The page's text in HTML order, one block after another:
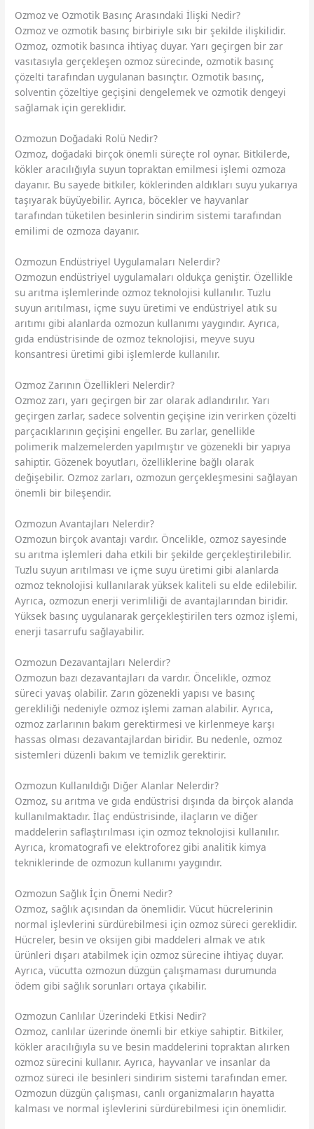
Ozmoz ve Ozmotik Basınç Arasındaki İlişki Nedir?
Ozmoz ve ozmotik basınç birbiriyle sıkı bir şekilde ilişkilidir.
Ozmoz, ozmotik basınca ihtiyaç duyar. Yarı geçirgen bir zar
vasıtasıyla gerçekleşen ozmoz sürecinde, ozmotik basınç
çözelti tarafından uygulanan basınçtır. Ozmotik basınç,
solventin çözeltiye geçişini dengelemek ve ozmotik dengeyi
sağlamak için gereklidir.
Ozmozun Doğadaki Rolü Nedir?
Ozmoz, doğadaki birçok önemli süreçte rol oynar. Bitkilerde,
kökler aracılığıyla suyun topraktan emilmesi işlemi ozmoza
dayanır. Bu sayede bitkiler, köklerinden aldıkları suyu yukarıya
taşıyarak büyüyebilir. Ayrıca, böcekler ve hayvanlar
tarafından tüketilen besinlerin sindirim sistemi tarafından
emilimi de ozmoza dayanır.
Ozmozun Endüstriyel Uygulamaları Nelerdir?
Ozmozun endüstriyel uygulamaları oldukça geniştir. Özellikle
su arıtma işlemlerinde ozmoz teknolojisi kullanılır. Tuzlu
suyun arıtılması, içme suyu üretimi ve endüstriyel atık su
arıtımı gibi alanlarda ozmozun kullanımı yaygındır. Ayrıca,
gıda endüstrisinde de ozmoz teknolojisi, meyve suyu
konsantresi üretimi gibi işlemlerde kullanılır.
Ozmoz Zarının Özellikleri Nelerdir?
Ozmoz zarı, yarı geçirgen bir zar olarak adlandırılır. Yarı
geçirgen zarlar, sadece solventin geçişine izin verirken çözelti
parçacıklarının geçişini engeller. Bu zarlar, genellikle
polimerik malzemelerden yapılmıştır ve gözenekli bir yapıya
sahiptir. Gözenek boyutları, özelliklerine bağlı olarak
değişebilir. Ozmoz zarları, ozmozun gerçekleşmesini sağlayan
önemli bir bileşendir.
Ozmozun Avantajları Nelerdir?
Ozmozun birçok avantajı vardır. Öncelikle, ozmoz sayesinde
su arıtma işlemleri daha etkili bir şekilde gerçekleştirilebilir.
Tuzlu suyun arıtılması ve içme suyu üretimi gibi alanlarda
ozmoz teknolojisi kullanılarak yüksek kaliteli su elde edilebilir.
Ayrıca, ozmozun enerji verimliliği de avantajlarından biridir.
Yüksek basınç uygulanarak gerçekleştirilen ters ozmoz işlemi,
enerji tasarrufu sağlayabilir.
Ozmozun Dezavantajları Nelerdir?
Ozmozun bazı dezavantajları da vardır. Öncelikle, ozmoz
süreci yavaş olabilir. Zarın gözenekli yapısı ve basınç
gerekliliği nedeniyle ozmoz işlemi zaman alabilir. Ayrıca,
ozmoz zarlarının bakım gerektirmesi ve kirlenmeye karşı
hassas olması dezavantajlardan biridir. Bu nedenle, ozmoz
sistemleri düzenli bakım ve temizlik gerektirir.
Ozmozun Kullanıldığı Diğer Alanlar Nelerdir?
Ozmoz, su arıtma ve gıda endüstrisi dışında da birçok alanda
kullanılmaktadır. İlaç endüstrisinde, ilaçların ve diğer
maddelerin saflaştırılması için ozmoz teknolojisi kullanılır.
Ayrıca, kromatografi ve elektroforez gibi analitik kimya
tekniklerinde de ozmozun kullanımı yaygındır.
Ozmozun Sağlık İçin Önemi Nedir?
Ozmoz, sağlık açısından da önemlidir. Vücut hücrelerinin
normal işlevlerini sürdürebilmesi için ozmoz süreci gereklidir.
Hücreler, besin ve oksijen gibi maddeleri almak ve atık
ürünleri dışarı atabilmek için ozmoz sürecine ihtiyaç duyar.
Ayrıca, vücutta ozmozun düzgün çalışmaması durumunda
ödem gibi sağlık sorunları ortaya çıkabilir.
Ozmozun Canlılar Üzerindeki Etkisi Nedir?
Ozmoz, canlılar üzerinde önemli bir etkiye sahiptir. Bitkiler,
kökler aracılığıyla su ve besin maddelerini topraktan alırken
ozmoz sürecini kullanır. Ayrıca, hayvanlar ve insanlar da
ozmoz süreci ile besinleri sindirim sistemi tarafından emer.
Ozmozun düzgün çalışması, canlı organizmaların hayatta
kalması ve normal işlevlerini sürdürebilmesi için önemlidir.